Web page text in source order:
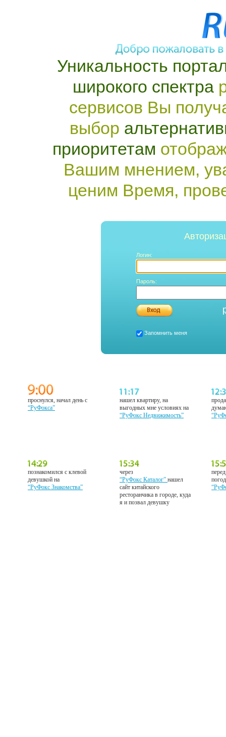
Уникальность
широкого спектра
сервисов Вы
выбор
приоритетам
Вашим мнением,
ценим Время,
Логин:
Пароль:
Запомнить меня
проснулся, начал день с
“РуФокса”
нашел квартиру, на
выгодных мне условиях на
“РуФокс Недвижимость”
познакомился с клевой
девушкой на
“РуФокс Знакомства”
через
“РуФокс Каталог”нашел
сайт китайского
ресторанчика в городе, куда
я и позвал девушку